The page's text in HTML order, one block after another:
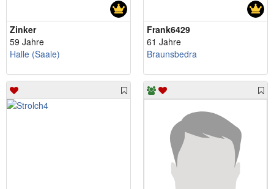
Zinker
59 Jahre
Halle (Saale)
Frank6429
61 Jahre
Braunsbedra